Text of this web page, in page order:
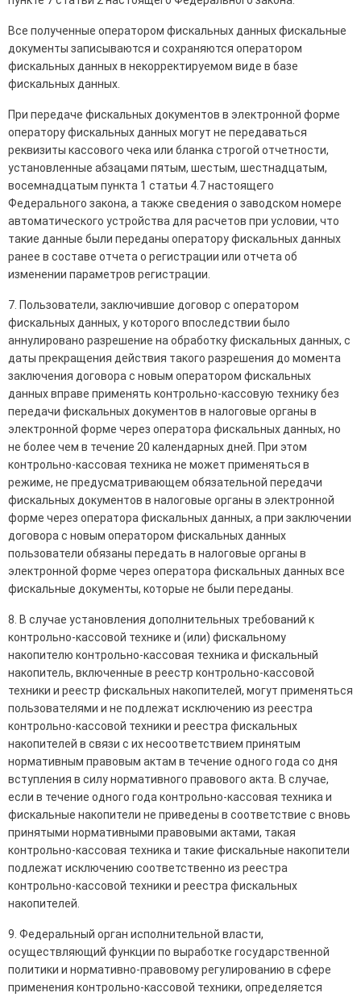
Все полученные оператором фискальных данных фискальные
документы записываются и сохраняются оператором
фискальных данных в некорректируемом виде в базе
фискальных данных.
При передаче фискальных документов в электронной форме
оператору фискальных данных могут не передаваться
реквизиты кассового чека или бланка строгой отчетности,
установленные абзацами пятым, шестым, шестнадцатым,
восемнадцатым пункта 1 статьи 4.7 настоящего
Федерального закона, а также сведения о заводском номере
автоматического устройства для расчетов при условии, что
такие данные были переданы оператору фискальных данных
ранее в составе отчета о регистрации или отчета об
изменении параметров регистрации.
7. Пользователи, заключившие договор с оператором
фискальных данных, у которого впоследствии было
аннулировано разрешение на обработку фискальных данных, с
даты прекращения действия такого разрешения до момента
заключения договора с новым оператором фискальных
данных вправе применять контрольно-кассовую технику без
передачи фискальных документов в налоговые органы в
электронной форме через оператора фискальных данных, но
не более чем в течение 20 календарных дней. При этом
контрольно-кассовая техника не может применяться в
режиме, не предусматривающем обязательной передачи
фискальных документов в налоговые органы в электронной
форме через оператора фискальных данных, а при заключении
договора с новым оператором фискальных данных
пользователи обязаны передать в налоговые органы в
электронной форме через оператора фискальных данных все
фискальные документы, которые не были переданы.
8. В случае установления дополнительных требований к
контрольно-кассовой технике и (или) фискальному
накопителю контрольно-кассовая техника и фискальный
накопитель, включенные в реестр контрольно-кассовой
техники и реестр фискальных накопителей, могут применяться
пользователями и не подлежат исключению из реестра
контрольно-кассовой техники и реестра фискальных
накопителей в связи с их несоответствием принятым
нормативным правовым актам в течение одного года со дня
вступления в силу нормативного правового акта. В случае,
если в течение одного года контрольно-кассовая техника и
фискальные накопители не приведены в соответствие с вновь
принятыми нормативными правовыми актами, такая
контрольно-кассовая техника и такие фискальные накопители
подлежат исключению соответственно из реестра
контрольно-кассовой техники и реестра фискальных
накопителей.
9. Федеральный орган исполнительной власти,
осуществляющий функции по выработке государственной
политики и нормативно-правовому регулированию в сфере
применения контрольно-кассовой техники, определяется